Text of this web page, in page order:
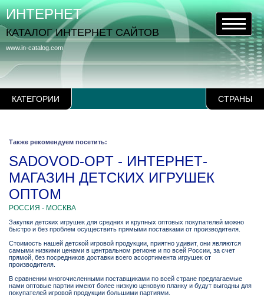
КАТЕГОРИИ СТРАНЫ
www.in-catalog.com
ИНТЕРНЕТ
КАТАЛОГ ИНТЕРНЕТ САЙТОВ
Также рекомендуем посетить:
SADOVOD-OPT - ИНТЕРНЕТ-
МАГАЗИН ДЕТСКИХ ИГРУШЕК
ОПТОМ
РОССИЯ - МОСКВА
Закупки детских игрушек для средних и крупных оптовых покупателей можно
быстро и без проблем осуществить прямыми поставками от производителя.
Стоимость нашей детской игровой продукции, приятно удивит, они являются
самыми низкими ценами в центральном регионе и по всей России, за счет
прямой, без посредников доставки всего ассортимента игрушек от
производителя.
В сравнении многочисленными поставщиками по всей стране предлагаемые
нами оптовые партии имеют более низкую ценовую планку и будут выгодны для
покупателей игровой продукции большими партиями.